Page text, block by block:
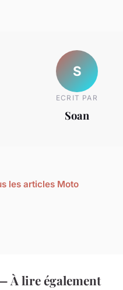
S
ECRIT PAR
Soan
les articles Moto
À lire également